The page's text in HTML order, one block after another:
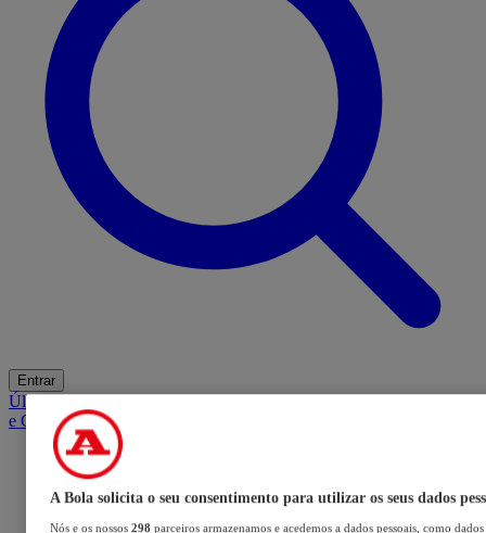
Entrar
ÚltimasMercadoOpiniãoiGaming HubA BOLA SUGEREBarba
e Cabelo
A Bola solicita o seu consentimento para utilizar os seus dados
Nós e os nossos 298 parceiros armazenamos e acedemos a dados pessoais, como